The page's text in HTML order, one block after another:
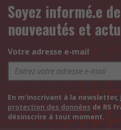
Soyez informé.e
nouveautés et
Votre adresse e-mail
En m'inscrivant à la newsletter,
protection des données de RS
désinscrire à tout moment.